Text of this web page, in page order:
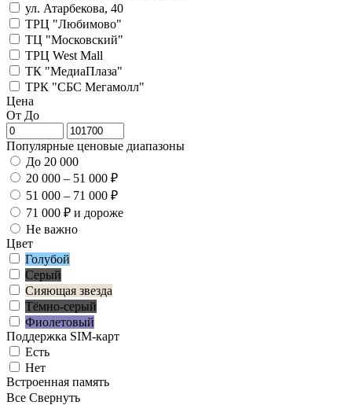
ул. Атарбекова, 40
ТРЦ "Любимово"
ТЦ "Московский"
ТРЦ West Mall
ТК "МедиаПлаза"
ТРК "СБС Мегамолл"
Цена
От До
Популярные ценовые диапазоны
До 20 000
20 000 – 51 000 ₽
51 000 – 71 000 ₽
71 000 ₽ и дороже
Не важно
Цвет
Голубой
Серый
Сияющая звезда
Тёмно-серый
Фиолетовый
Поддержка SIM-карт
Есть
Нет
Встроенная память
Все Свернуть